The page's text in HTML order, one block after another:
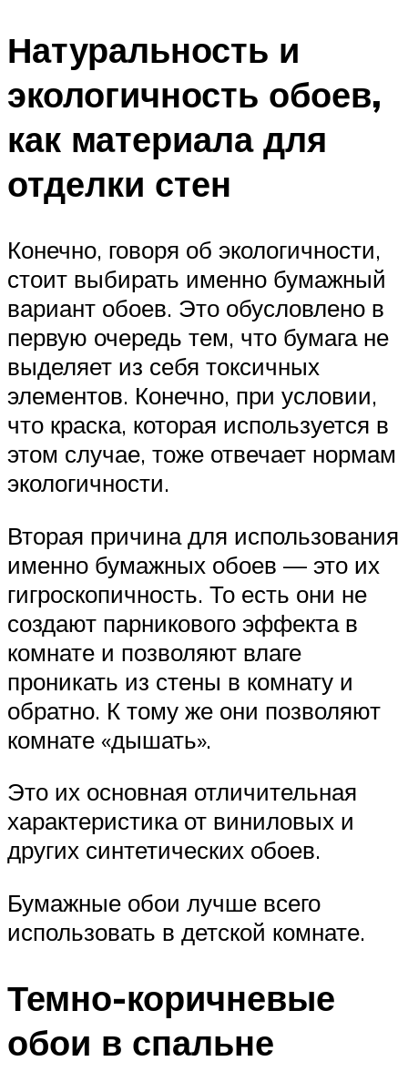
Натуральность и
экологичность обоев,
как материала для
отделки стен
Конечно, говоря об экологичности,
стоит выбирать именно бумажный
вариант обоев. Это обусловлено в
первую очередь тем, что бумага не
выделяет из себя токсичных
элементов. Конечно, при условии,
что краска, которая используется в
этом случае, тоже отвечает нормам
экологичности.
Вторая причина для использования
именно бумажных обоев — это их
гигроскопичность. То есть они не
создают парникового эффекта в
комнате и позволяют влаге
проникать из стены в комнату и
обратно. К тому же они позволяют
комнате «дышать».
Это их основная отличительная
характеристика от виниловых и
других синтетических обоев.
Бумажные обои лучше всего
использовать в детской комнате.
Темно-коричневые
обои в спальне